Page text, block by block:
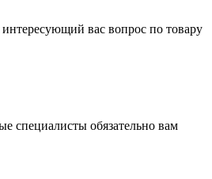
вас вопрос по товару
специалисты обязательно вам